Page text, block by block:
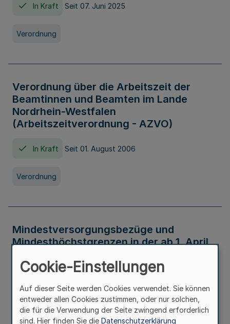
In Kraft Seit 07. Juni 2025
Verordnung
Verordnung über die Arbeitszeit der
Beamtinnen und Beamten im Lande
Nordrhein-Westfalen
(Arbeitszeitverordnung - AZVO)
In Kraft Seit 01. August 2006
Verordnung
Mindestversorgungsbezüge und
Mindesthöchstgrenzen in der ab 1. April
Verwaltungsvorschrift
Cookie-Einstellungen
Auf dieser Seite werden Cookies verwendet. Sie können
entweder allen Cookies zustimmen, oder nur solchen,
die für die Verwendung der Seite zwingend erforderlich
sind. Hier finden Sie die Datenschutzerklärung